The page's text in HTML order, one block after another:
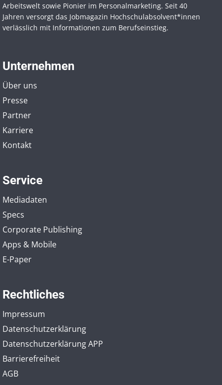
Arbeitswelt sowie Pionier im Personal­marketing. Seit 40
Jahren versorgt das Jobmagazin Hochschul­absolvent*innen
verlässlich mit Informationen zum Berufseinstieg.
Unternehmen
Über uns
Presse
Partner
Karriere
Kontakt
Service
Mediadaten
Specs
Corporate Publishing
Apps & Mobile
E-Paper
Rechtliches
Impressum
Datenschutzerklärung
Datenschutzerklärung APP
Barrierefreiheit
AGB